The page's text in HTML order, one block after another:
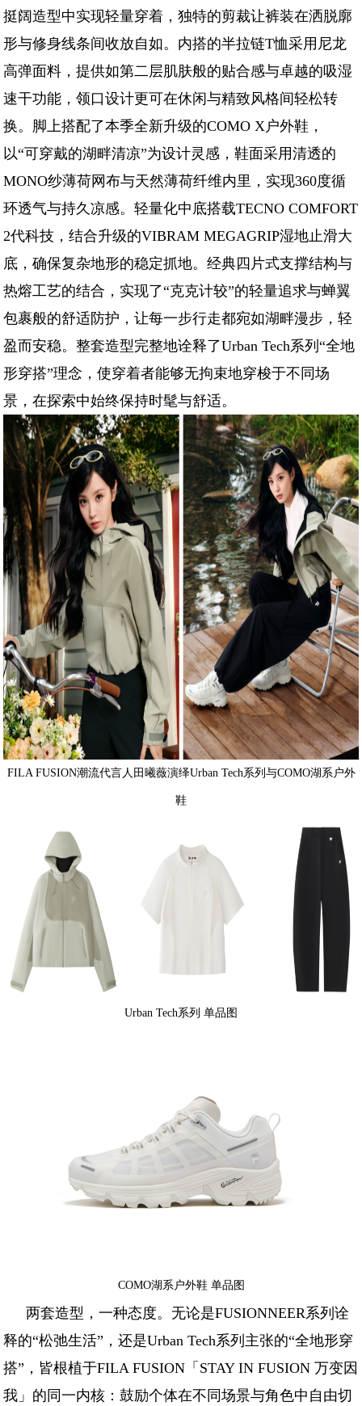
挺阔造型中实现轻量穿着，独特的剪裁让裤装在洒脱廓
形与修身线条间收放自如。内搭的半拉链T恤采用尼龙
高弹面料，提供如第二层肌肤般的贴合感与卓越的吸湿
速干功能，领口设计更可在休闲与精致风格间轻松转
换。脚上搭配了本季全新升级的COMO X户外鞋，
以“可穿戴的湖畔清凉”为设计灵感，鞋面采用清透的
MONO纱薄荷网布与天然薄荷纤维内里，实现360度循
环透气与持久凉感。轻量化中底搭载TECNO COMFORT
2代科技，结合升级的VIBRAM MEGAGRIP湿地止滑大
底，确保复杂地形的稳定抓地。经典四片式支撑结构与
热熔工艺的结合，实现了“克克计较”的轻量追求与蝉翼
包裹般的舒适防护，让每一步行走都宛如湖畔漫步，轻
盈而安稳。整套造型完整地诠释了Urban Tech系列“全地
形穿搭”理念，使穿着者能够无拘束地穿梭于不同场
景，在探索中始终保持时髦与舒适。
FILA FUSION潮流代言人田曦薇演绎Urban Tech系列与COMO湖系户外
鞋
Urban Tech系列 单品图
COMO湖系户外鞋 单品图
两套造型，一种态度。无论是FUSIONNEER系列诠
释的“松弛生活”，还是Urban Tech系列主张的“全地形穿
搭”，皆根植于FILA FUSION「STAY IN FUSION 万变因
我」的同一内核：鼓励个体在不同场景与角色中自由切